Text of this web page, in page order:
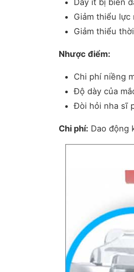
Dây ít bị biến
Giảm thiểu
Giảm thiểu
Nhược điểm:
Chi phí niềng
Độ dày của
Đòi hỏi nha sĩ
Chi phí: Dao động